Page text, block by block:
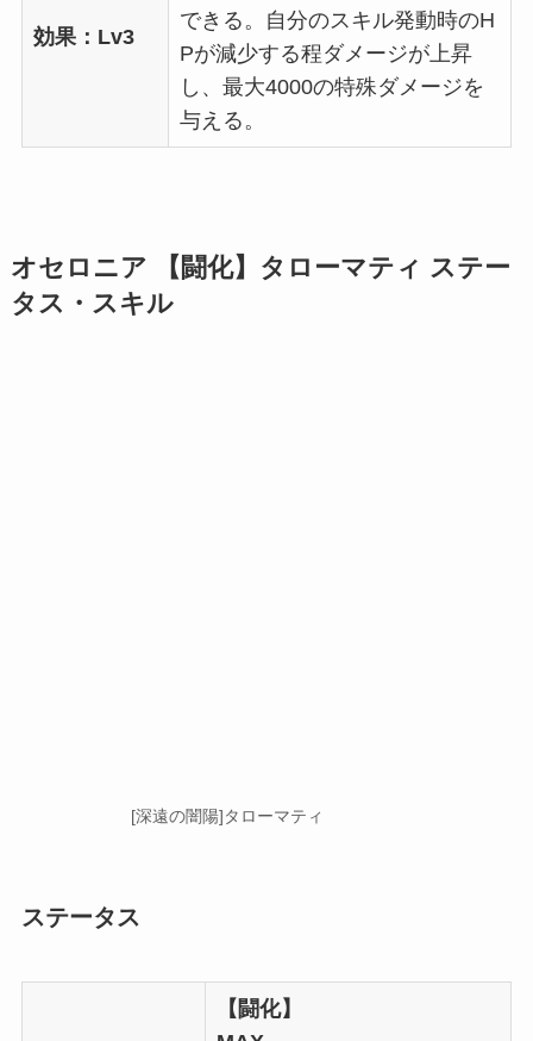
効果：Lv3
できる。自分のスキル発動時のH
Pが減少する程ダメージが上昇
し、最大4000の特殊ダメージを
与える。
オセロニア 【闘化】タローマティ ステー
タス・スキル
[深遠の闇陽]タローマティ
ステータス
【闘化】